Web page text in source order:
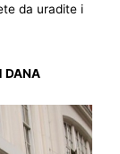
da uradite i
DANA